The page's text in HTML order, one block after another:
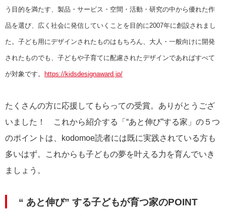
う目的を満たす、製品・サービス・空間・活動・研究の中から優れた作
品を選び、広く社会に発信していくことを目的に2007年に創設されまし
た。 子ども用にデザインされたものはもちろん、大人・一般向けに開発
されたものでも、子どもや子育てに配慮されたデザインであればすべて
が対象です。 https://kidsdesignaward.jp/
たくさんの方に応援してもらっての受賞。ありがとうござ
いました！ これから紹介する「“あと伸び”する家」の５つ
のポイントは、kodomoe読者には既に実践されている方も
多いはず。これからも子どもの夢を叶える力を育んでいき
ましょう。
“ あと伸び” する子どもが育つ家のPOINT